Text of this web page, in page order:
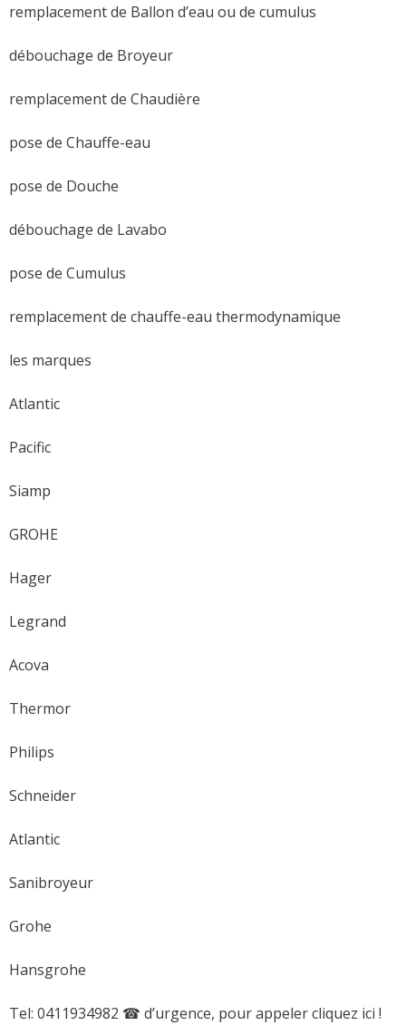
remplacement de Ballon d’eau ou de cumulus
débouchage de Broyeur
remplacement de Chaudière
pose de Chauffe-eau
pose de Douche
débouchage de Lavabo
pose de Cumulus
remplacement de chauffe-eau thermodynamique
les marques
Atlantic
Pacific
Siamp
GROHE
Hager
Legrand
Acova
Thermor
Philips
Schneider
Atlantic
Sanibroyeur
Grohe
Hansgrohe
Tel: 0411934982 ☎ d’urgence, pour appeler cliquez ici !